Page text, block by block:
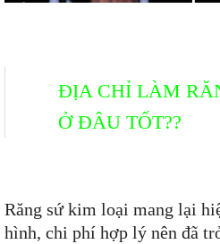
ĐỊA CHỈ LÀM
Ở ĐÂU TỐT??
Răng sứ kim loại mang lại
hình, chi phí hợp lý nên đã